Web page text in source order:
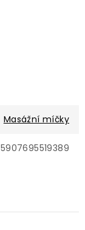
Masážní míčky
5907695519389